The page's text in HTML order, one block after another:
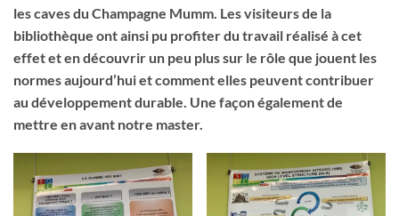
les caves du Champagne Mumm. Les visiteurs de la
bibliothèque ont ainsi pu profiter du travail réalisé à cet
effet et en découvrir un peu plus sur le rôle que jouent les
normes aujourd’hui et comment elles peuvent contribuer
au développement durable. Une façon également de
mettre en avant notre master.